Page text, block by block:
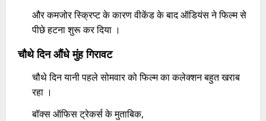
और कमजोर स्क्रिप्ट के कारण वीकेंड के बाद ऑडियंस ने फिल्म से
पीछे हटना शुरू कर दिया ।
चौथे दिन औंधे मुंह गिरावट
चौथे दिन यानी पहले सोमवार को फिल्म का कलेक्शन बहुत खराब
रहा ।
बॉक्स ऑफिस ट्रेकर्स के मुताबिक,